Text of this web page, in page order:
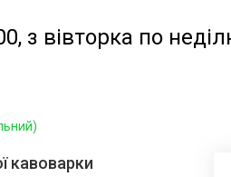
з вівторка по
кавоварки